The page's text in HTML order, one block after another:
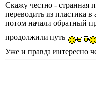
Скажу честно - странная
переводить из пластика
потом начали обратный
продолжили путь
Уже и правда интересно